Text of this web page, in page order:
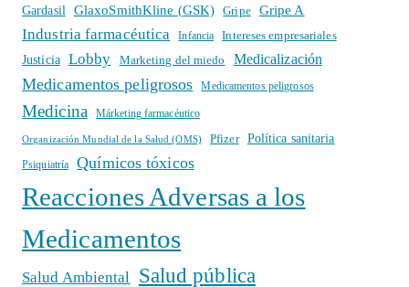
Gardasil GlaxoSmithKline (GSK) Gripe Gripe A
Industria farmacéutica Infancia
Intereses empresariales
Justicia
Lobby Marketing del miedo Medicalización
Medicamentos peligrosos Medicamentos peligrosos
Medicina Márketing farmacéutico
Organización Mundial de la Salud (OMS) Pfizer Política sanitaria
Psiquiatría Químicos tóxicos
Reacciones Adversas a los
Medicamentos
Salud Ambiental Salud pública